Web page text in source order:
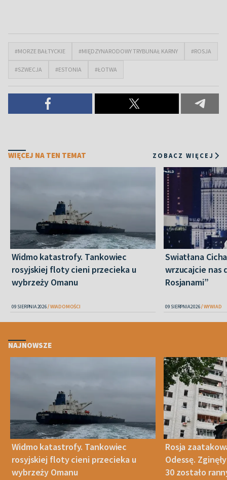
#MORZE BAŁTYCKIE #MIĘDZYNARODOWY TRYBUNAŁ KARNY #ROSJA
#SZWECJA #ESTONIA #ŁOTWA
WIĘCEJ NA TEN TEMAT ZOBACZ WIĘCEJ
Widmo katastrofy. Tankowiec
rosyjskiej floty cieni przecieka u
wybrzeży Omanu
09 SIERPNIA 2026 WIADOMOŚCI
Swiatłana
wrzucajcie nas
Rosjanami”
09 SIERPNIA 2026 WYWIAD
NAJNOWSZE
Widmo katastrofy. Tankowiec
rosyjskiej floty cieni przecieka u
wybrzeży Omanu
Rosja
Odessę.
30 zostało